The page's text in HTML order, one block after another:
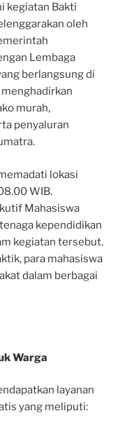
kegiatan Bakti
oleh
Lembaga
berlangsung di
menghadirkan
murah,
penyaluran
lokasi
WIB.
Mahasiswa
kependidikan
kegiatan tersebut.
para mahasiswa
dalam berbagai
Warga
layanan
yang meliputi: